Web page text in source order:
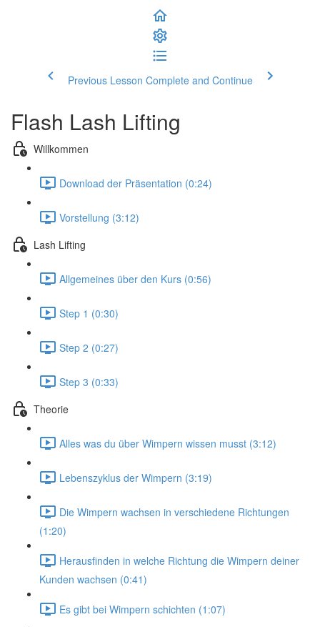
Previous Lesson Complete and Continue
Flash Lash Lifting
Willkommen
Download der Präsentation (0:24)
Vorstellung (3:12)
Lash Lifting
Allgemeines über den Kurs (0:56)
Step 1 (0:30)
Step 2 (0:27)
Step 3 (0:33)
Theorie
Alles was du über Wimpern wissen musst (3:12)
Lebenszyklus der Wimpern (3:19)
Die Wimpern wachsen in verschiedene Richtungen
(1:20)
Herausfinden in welche Richtung die Wimpern deiner
Kunden wachsen (0:41)
Es gibt bei Wimpern schichten (1:07)